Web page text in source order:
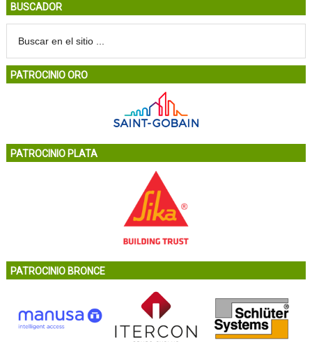
BUSCADOR
PATROCINIO ORO
PATROCINIO PLATA
PATROCINIO BRONCE